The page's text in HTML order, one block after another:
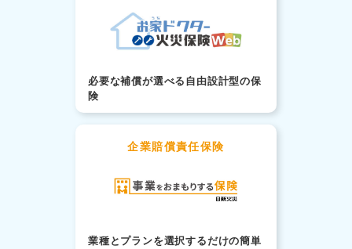
必要な補償が選べる自由設計型の保
険
企業賠償責任保険
業種とプランを選択するだけの簡単